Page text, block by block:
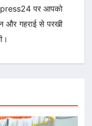
पर आपको
और गहराई से परखी